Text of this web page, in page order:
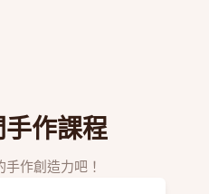
作課程
作創造力吧！